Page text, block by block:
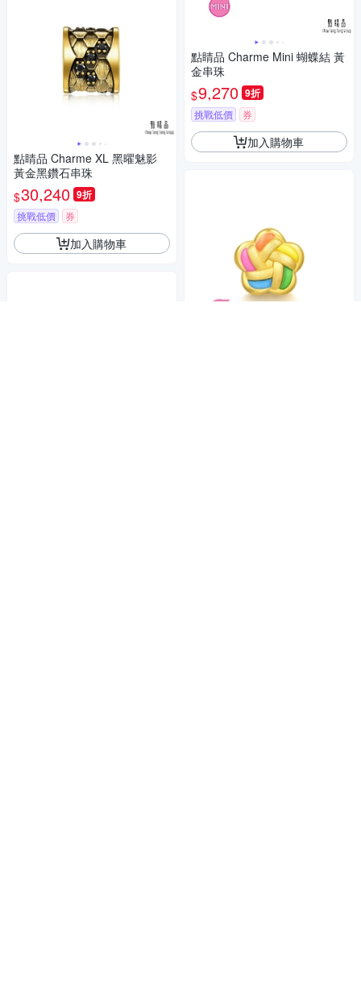
點睛品 Charme XL 黑曜魅影
黃金黑鑽石串珠
$30,240 9折
挑戰低價 券
加入購物車
點睛品 Charme Mini 蝴蝶結 黃
金串珠
$9,270 9折
挑戰低價 券
加入購物車